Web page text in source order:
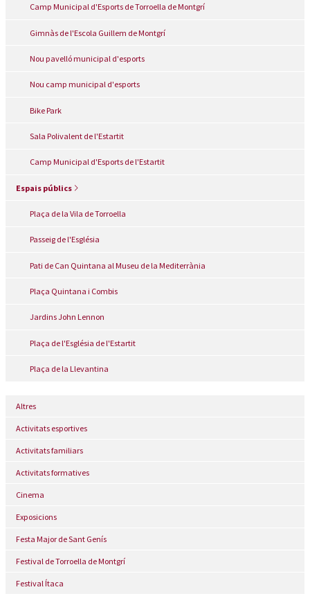
Camp Municipal d'Esports de Torroella de Montgrí
Gimnàs de l'Escola Guillem de Montgrí
Nou pavelló municipal d'esports
Nou camp municipal d'esports
Bike Park
Sala Polivalent de l'Estartit
Camp Municipal d'Esports de l'Estartit
Espais públics
Plaça de la Vila de Torroella
Passeig de l'Església
Pati de Can Quintana al Museu de la Mediterrània
Plaça Quintana i Combis
Jardins John Lennon
Plaça de l'Església de l'Estartit
Plaça de la Llevantina
Altres
Activitats esportives
Activitats familiars
Activitats formatives
Cinema
Exposicions
Festa Major de Sant Genís
Festival de Torroella de Montgrí
Festival Ítaca